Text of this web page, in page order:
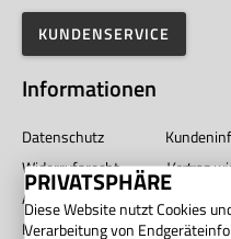
KUNDENSERVICE
Informationen
Datenschutz
Widerrufsrecht
Vertrag
AGB
Barrierefreiheit
PRIVATSPHÄRE
Diese Website nutzt Cookies
Verarbeitung von